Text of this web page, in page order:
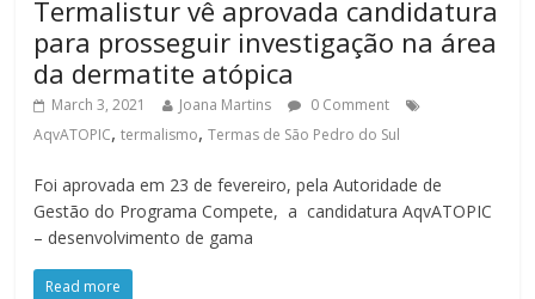
Termalistur vê aprovada candidatura
para prosseguir investigação na área
da dermatite atópica
March 3, 2021 Joana Martins
0 Comment
AqvATOPIC,termalismo,Termas de São Pedro do Sul
Foi aprovada em 23 de fevereiro, pela Autoridade de
Gestão do Programa Compete, a candidatura AqvATOPIC
– desenvolvimento de gama
Read more